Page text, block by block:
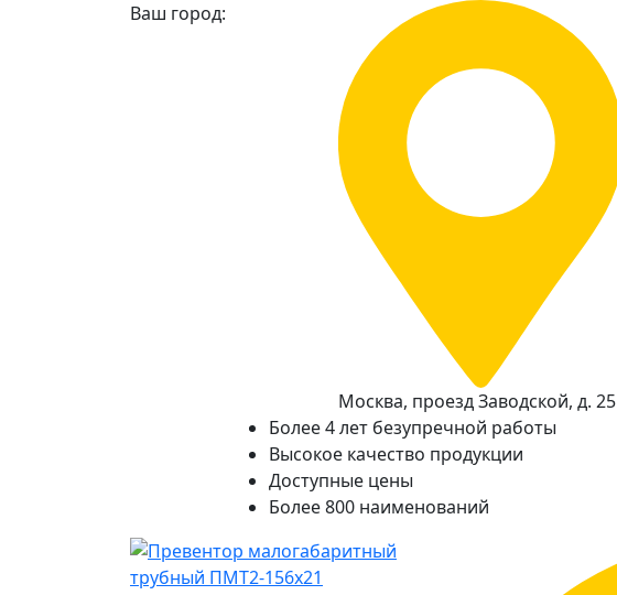
Ваш город:
Москва, проезд Заводской, д. 25
Более 4 лет безупречной работы
Высокое качество продукции
Доступные цены
Более 800 наименований